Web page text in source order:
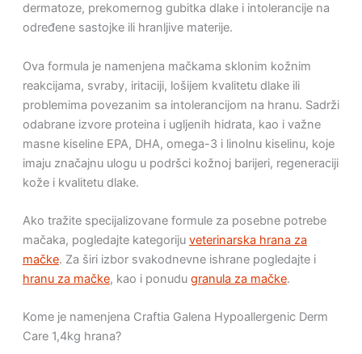
dermatoze, prekomernog gubitka dlake i intolerancije na
određene sastojke ili hranljive materije.
Ova formula je namenjena mačkama sklonim kožnim
reakcijama, svrabу, iritaciji, lošijem kvalitetu dlake ili
problemima povezanim sa intolerancijom na hranu. Sadrži
odabrane izvore proteina i ugljenih hidrata, kao i važne
masne kiseline EPA, DHA, omega-3 i linolnu kiselinu, koje
imaju značajnu ulogu u podršci kožnoj barijeri, regeneraciji
kože i kvalitetu dlake.
Ako tražite specijalizovane formule za posebne potrebe
mačaka, pogledajte kategoriju veterinarska hrana za
mačke. Za širi izbor svakodnevne ishrane pogledajte i
hranu za mačke, kao i ponudu granula za mačke.
Kome je namenjena Craftia Galena Hypoallergenic Derm
Care 1,4kg hrana?